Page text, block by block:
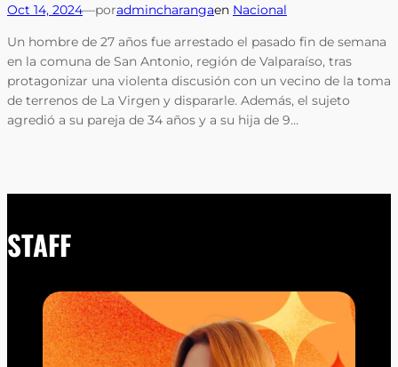
Oct 14, 2024—poradmincharangaen Nacional
Un hombre de 27 años fue arrestado el pasado fin de semana
en la comuna de San Antonio, región de Valparaíso, tras
protagonizar una violenta discusión con un vecino de la toma
de terrenos de La Virgen y dispararle. Además, el sujeto
agredió a su pareja de 34 años y a su hija de 9…
STAFF